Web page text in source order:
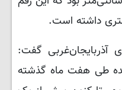
آذربایجان‌غربی گفت:
طی هفت ماه گذشته